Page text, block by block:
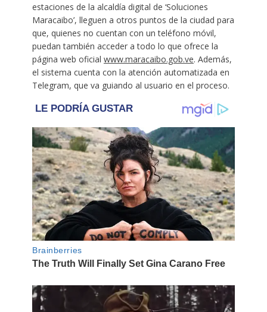
estaciones de la alcaldía digital de ‘Soluciones
Maracaibo’, lleguen a otros puntos de la ciudad para
que, quienes no cuentan con un teléfono móvil,
puedan también acceder a todo lo que ofrece la
página web oficial www.maracaibo.gob.ve. Además,
el sistema cuenta con la atención automatizada en
Telegram, que va guiando al usuario en el proceso.